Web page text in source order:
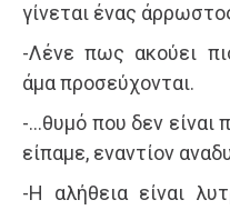
γίνεται ένας
-Λένε πως ακούει
άμα προσεύχονται.
-…θυμό που δεν είναι
είπαμε, εναντίον
-Η αλήθεια είναι